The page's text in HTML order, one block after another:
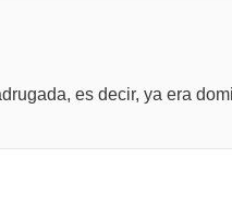
es decir, ya era